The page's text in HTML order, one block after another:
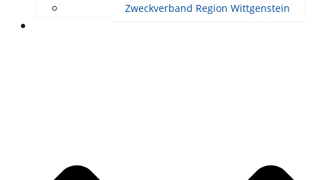
Zweckverband Region Wittgenstein
RATHAUS UND POLITIK